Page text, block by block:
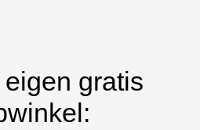
gratis